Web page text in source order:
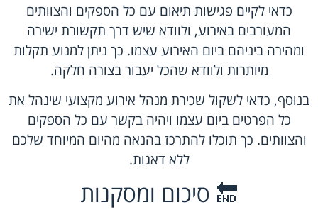
כדאי לקיים פגישות תיאום עם כל הספקים והצוותים
המעורבים באירוע, ולוודא שיש דרך תקשורת ישירה
ומהירה ביניהם ביום האירוע עצמו. כך ניתן למנוע תקלות
מיותרות ולוודא שהכל יעבור בצורה חלקה.
בנוסף, כדאי לשקול שכירת מנהל אירוע מקצועי שינהל את
כל הפרטים ביום עצמו ויהיה בקשר עם כל הספקים
והצוותים. כך תוכלו להתרכז בהנאה מהיום המיוחד שלכם
ללא דאגות.
🔚 סיכום ומסקנות